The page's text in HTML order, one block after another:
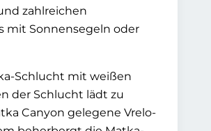
zahlreichen
mit Sonnensegeln oder
Schlucht mit weißen
der Schlucht lädt zu
Canyon gelegene Vrelo-